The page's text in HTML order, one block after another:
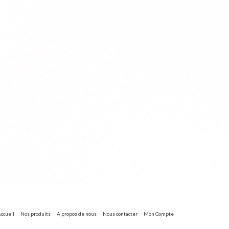
Nos produits A propos de nous Nous contacter Mon Compte